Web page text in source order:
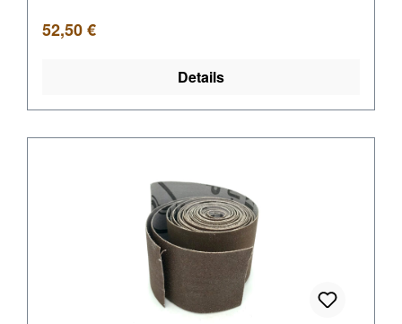
Regulärer Preis:
52,50 €
Details